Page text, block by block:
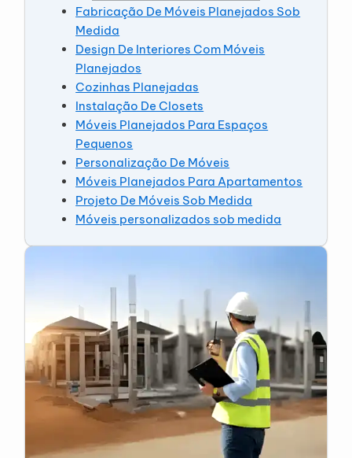
Fabricação De Móveis Planejados Sob
Medida
Design De Interiores Com Móveis
Planejados
Cozinhas Planejadas
Instalação De Closets
Móveis Planejados Para Espaços
Pequenos
Personalização De Móveis
Móveis Planejados Para Apartamentos
Projeto De Móveis Sob Medida
Móveis personalizados sob medida